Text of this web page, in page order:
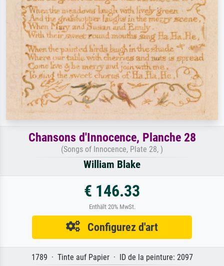
Chansons d'Innocence, Planche 28
(Songs of Innocence, Plate 28, )
William Blake
€ 146.33
Enthält 20% MwSt.
Configurez d'art
1789 · Tinte auf Papier · ID de la peinture: 2097